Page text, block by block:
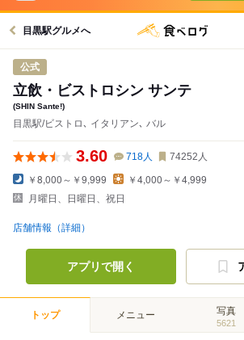
目黒駅グルメへ
公式
立飲・ビストロシン サンテ
(SHIN Sante!)
目黒駅/ビストロ､ イタリアン､ バル
3.60 718人 74252 人
￥8,000～￥9,999
￥4,000～￥4,999
月曜日、日曜日、祝日
店舗情報（詳細）
アプリで開く
トップ メニュー 写真
5621